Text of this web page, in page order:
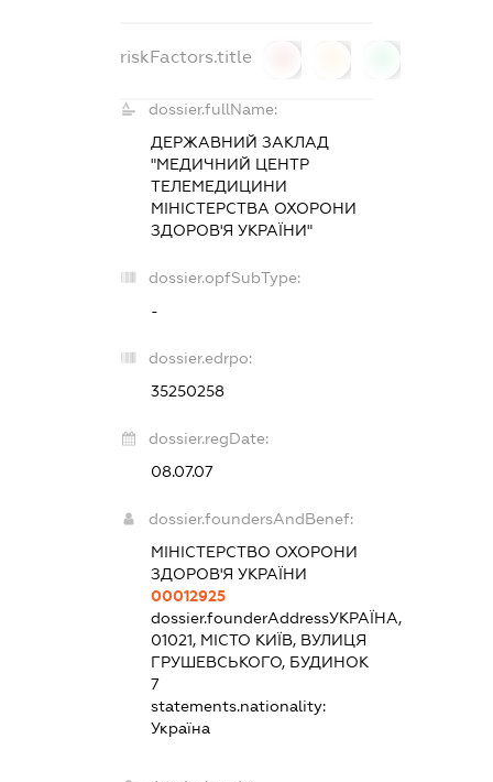
riskFactors.title
dossier.fullName:
ДЕРЖАВНИЙ ЗАКЛАД
"МЕДИЧНИЙ ЦЕНТР
ТЕЛЕМЕДИЦИНИ
МІНІСТЕРСТВА ОХОРОНИ
ЗДОРОВ'Я УКРАЇНИ"
dossier.opfSubType:
-
dossier.edrpo:
35250258
dossier.regDate:
08.07.07
dossier.foundersAndBenef:
МІНІСТЕРСТВО ОХОРОНИ
ЗДОРОВ'Я УКРАЇНИ
00012925
dossier.founderAddressУКРАЇНА,
01021, МІСТО КИЇВ, ВУЛИЦЯ
ГРУШЕВСЬКОГО, БУДИНОК
7
statements.nationality:
Україна